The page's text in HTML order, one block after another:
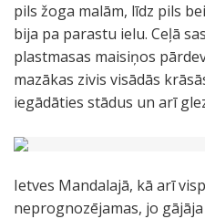
pils žoga malām, līdz pils
bija pa parastu ielu. Ceļā
plastmasas maisiņos
mazākas zivis visādās
iegādāties stādus un arī
Ietves Mandalajā, kā arī
neprognozējamas, jo